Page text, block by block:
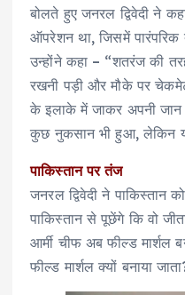
बोलते हुए जनरल द्विवेदी ने
ऑपरेशन था, जिसमें पारंपरिक
उन्होंने कहा – “शतरंज की
रखनी पड़ी और मौके पर
के इलाके में जाकर अपनी जान
कुछ नुकसान भी हुआ, लेकिन
पाकिस्तान पर तंज
जनरल द्विवेदी ने पाकिस्तान
पाकिस्तान से पूछेंगे कि वो
आर्मी चीफ अब फील्ड मार्शल
फील्ड मार्शल क्यों बनाया